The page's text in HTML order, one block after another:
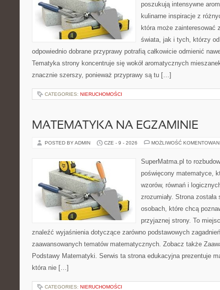
poszukują intensywne
kulinarne inspiracje z
która może zainteresować
świata, jak i tych, którzy
odpowiednio dobrane przyprawy potrafią całkowicie odmienić
Tematyka strony koncentruje się wokół aromatycznych
znacznie szerszy, ponieważ przyprawy są tu […]
CATEGORIES: NIERUCHOMOŚCI
MATEMATYKA NA EGZAMINIE
POSTED BY ADMIN CZE - 9 - 2026 MOŻLIWOŚĆ
SuperMatma.pl to
poświęcony matematyce,
wzorów, równań i
zrozumiały. Strona
osobach, które chcą
przyjaznej strony. To
znaleźć wyjaśnienia dotyczące zarówno podstawowych
zaawansowanych tematów matematycznych. Zobacz także
Podstawy Matematyki. Serwis ta strona edukacyjna prezentuje
która nie […]
CATEGORIES: NIERUCHOMOŚCI